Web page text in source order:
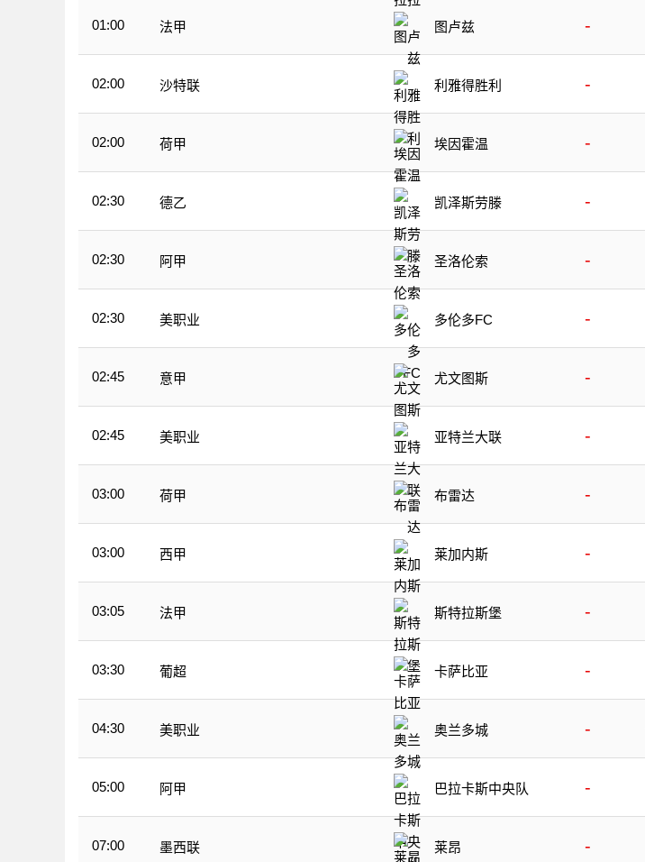
01:00 法甲 图卢兹 -
02:00 沙特联 利雅得胜利 -
02:00 荷甲 埃因霍温 -
02:30 德乙 凯泽斯劳滕 -
02:30 阿甲 圣洛伦索 -
02:30 美职业 多伦多FC -
02:45 意甲 尤文图斯 -
02:45 美职业 亚特兰大联 -
03:00 荷甲 布雷达 -
03:00 西甲 莱加内斯 -
03:05 法甲 斯特拉斯堡 -
03:30 葡超 卡萨比亚 -
04:30 美职业 奥兰多城 -
05:00 阿甲 巴拉卡斯中央队 -
07:00 墨西联 莱昂 -